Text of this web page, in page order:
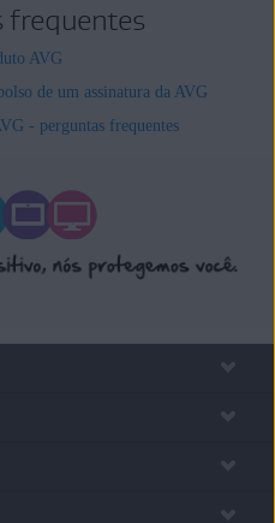
frequentes
AVG
de um assinatura da AVG
- perguntas frequentes